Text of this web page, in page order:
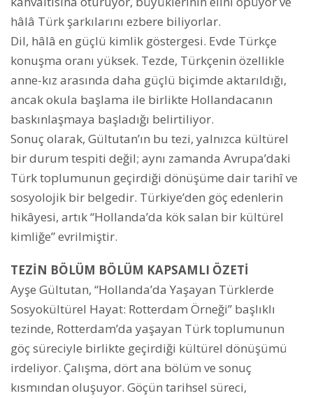
hâlâ Türk şarkılarını ezbere biliyorlar.
Dil, hâlâ en güçlü kimlik göstergesi. Evde Türkçe
konuşma oranı yüksek. Tezde, Türkçenin özellikle
anne-kız arasında daha güçlü biçimde aktarıldığı,
ancak okula başlama ile birlikte Hollandacanın
baskınlaşmaya başladığı belirtiliyor.
Sonuç olarak, Gültutan’ın bu tezi, yalnızca kültürel
bir durum tespiti değil; aynı zamanda Avrupa’daki
Türk toplumunun geçirdiği dönüşüme dair tarihî ve
sosyolojik bir belgedir. Türkiye’den göç edenlerin
hikâyesi, artık “Hollanda’da kök salan bir kültürel
kimliğe” evrilmiştir.
TEZİN BÖLÜM BÖLÜM KAPSAMLI ÖZETİ
Ayşe Gültutan, “Hollanda’da Yaşayan Türklerde
Sosyokültürel Hayat: Rotterdam Örneği” başlıklı
tezinde, Rotterdam’da yaşayan Türk toplumunun
göç süreciyle birlikte geçirdiği kültürel dönüşümü
irdeliyor. Çalışma, dört ana bölüm ve sonuç
kısmından oluşuyor. Göçün tarihsel süreci,